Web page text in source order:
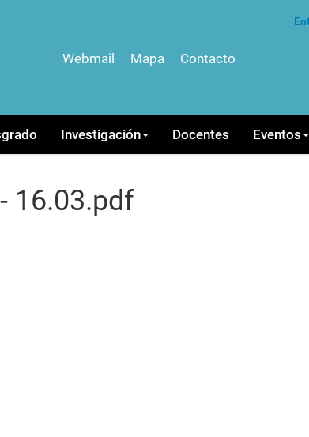
Webmail Mapa Contacto
Investigación Docentes Eventos
16.03.pdf